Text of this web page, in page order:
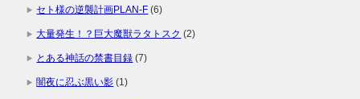
セト様の逆襲計画PLAN-F (6)
大量発生！？巨大魔獣ラタトスク (2)
とある神話の禁書目録 (7)
闇夜に忍ぶ黒い影 (1)